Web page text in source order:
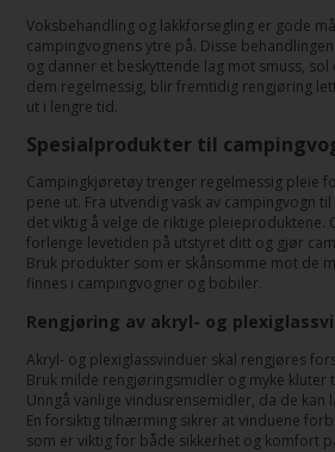
Voksbehandling og lakkforsegling er gode
campingvognens ytre på. Disse
og danner et beskyttende lag mot smuss,
dem regelmessig, blir fremtidig rengjøring
ut i lengre tid.
Spesialprodukter til
Campingkjøretøy trenger regelmessig pleie
pene ut. Fra utvendig vask av campingvogn
det viktig å velge de riktige pleieproduktene.
forlenge levetiden på utstyret ditt og gjør
Bruk produkter som er skånsomme mot de
finnes i campingvogner og bobiler.
Rengjøring av akryl- og
Akryl- og plexiglassvinduer skal rengjøres
Bruk milde rengjøringsmidler og myke kluter
Unngå vanlige vindusrensemidler, da de kan
En forsiktig tilnærming sikrer at vinduene
som er viktig for både sikkerhet og komfort